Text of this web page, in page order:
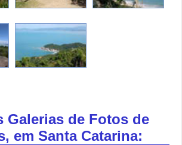
Galerias de Fotos de
em Santa Catarina: